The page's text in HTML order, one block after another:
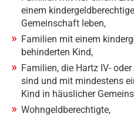
einem
Gemeinschaft leben,
Familien mit einem
behinderten Kind,
Familien, die Hartz IV-
sind und mit mindestens
Kind in häuslicher
Wohngeldberechtigte,